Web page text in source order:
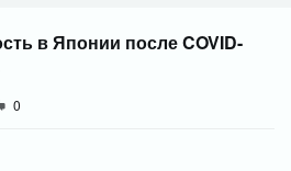
в Японии после COVID-
0